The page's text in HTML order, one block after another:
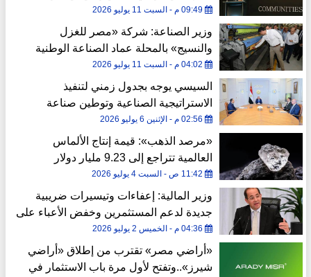
جديدة من النمو
09:49 م - السبت 11 يوليو 2026
وزير الصناعة: شركة «مصر للغزل
والنسيج» بالمحلة عماد الصناعة الوطنية
وركيزة تطوير قطاع المنسوجات
04:02 م - السبت 11 يوليو 2026
السيسي يوجه بجدول زمني لتنفيذ
الاستراتيجية الصناعية وتوطين صناعة
السيارات وتعزيز التصنيع المحلي
02:56 م - الإثنين 6 يوليو 2026
«مرصد الذهب»: قيمة إنتاج الألماس
العالمية تتراجع إلى 9.23 مليار دولار
11:42 ص - السبت 4 يوليو 2026
وزير المالية: إعفاءات وتيسيرات ضريبية
جديدة لدعم المستثمرين وخفض الأعباء على
الممولين
04:36 م - الخميس 2 يوليو 2026
«أراضي مصر» تقترب من إطلاق «أراضي
شيرز»..وتفتح لأول مرة باب الاستثمار في